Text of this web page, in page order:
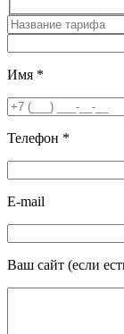
Имя *
Телефон *
E-mail
Ваш сайт (если